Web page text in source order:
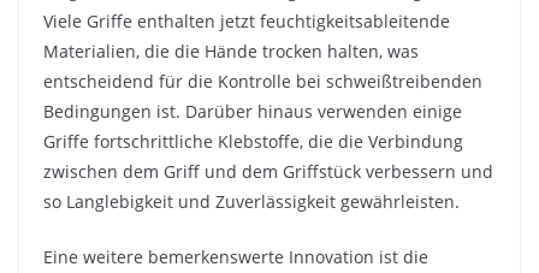
Viele Griffe enthalten jetzt feuchtigkeitsableitende
Materialien, die die Hände trocken halten, was
entscheidend für die Kontrolle bei schweißtreibenden
Bedingungen ist. Darüber hinaus verwenden einige
Griffe fortschrittliche Klebstoffe, die die Verbindung
zwischen dem Griff und dem Griffstück verbessern und
so Langlebigkeit und Zuverlässigkeit gewährleisten.
Eine weitere bemerkenswerte Innovation ist die